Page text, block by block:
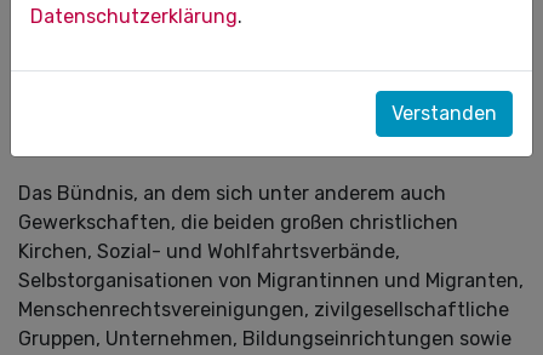
Mehr als 100 Organisationen und Einzelpersonen aus
Demokratie zusammengeschlossen und das Bündnis
"Sachsen-Anhalt. Weltoffen!" ins Leben gerufen. Auch
Das Bündnis, an dem sich unter anderem auch
Gewerkschaften, die beiden großen christlichen
Kirchen, Sozial- und Wohlfahrtsverbände,
Selbstorganisationen von Migrantinnen und Migranten,
Menschenrechtsvereinigungen, zivilgesellschaftliche
Gruppen, Unternehmen, Bildungseinrichtungen sowie
Datenschutzerklärung.
Verstanden